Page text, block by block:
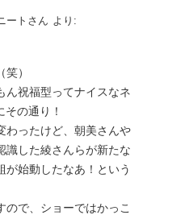
ートさん より:
）
ん祝福型ってナイスなネ
の通り！
わったけど、朝美さんや
識した綾さんらが新たな
が始動したなあ！という
ので、ショーではかっこ